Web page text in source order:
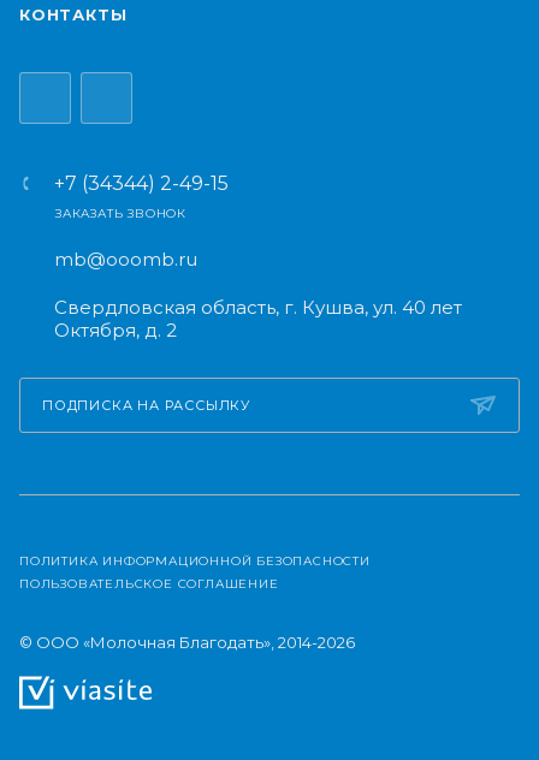
КОНТАКТЫ
+7 (34344) 2-49-15
ЗАКАЗАТЬ ЗВОНОК
mb@ooomb.ru
Свердловская область, г. Кушва, ул. 40 лет
Октября, д. 2
ПОДПИСКА НА РАССЫЛКУ
ПОЛИТИКА ИНФОРМАЦИОННОЙ БЕЗОПАСНОСТИ
ПОЛЬЗОВАТЕЛЬСКОЕ СОГЛАШЕНИЕ
© ООО «Молочная Благодать», 2014-2026